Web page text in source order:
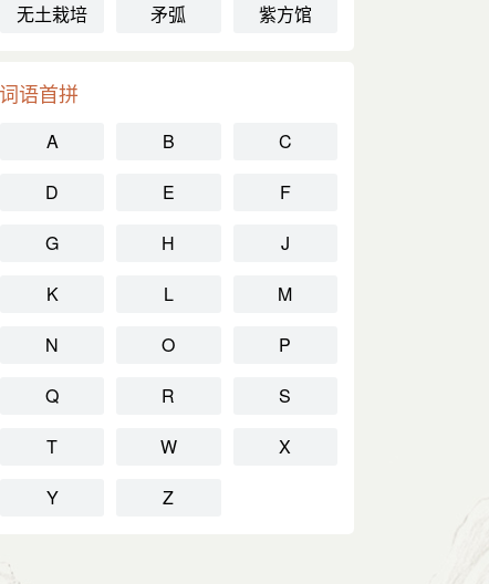
无土栽培
矛弧 紫方馆
词语首拼
A B
C
D
E
F
G
H
J
K
L
M
N
O
P
Q
R
S
T
W
X
Y
Z